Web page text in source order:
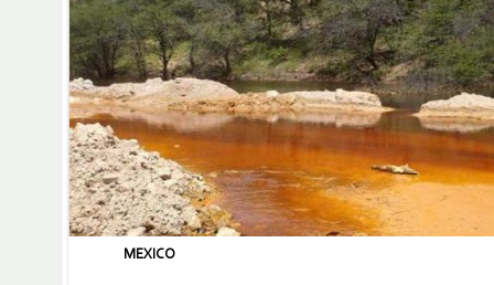
MEXICO